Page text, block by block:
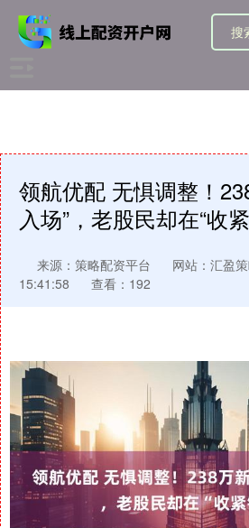
领航优配 无惧调整！
入场”，老股民却在“收
来源：策略配资平台 网站：汇盈
15:41:58
查看：192